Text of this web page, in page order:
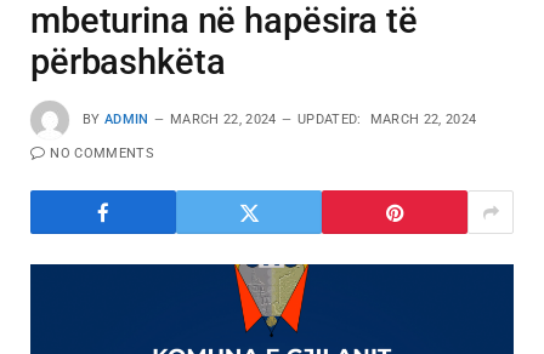
mbeturina në hapësira të
përbashkëta
BY ADMIN MARCH 22, 2024 UPDATED: MARCH 22, 2024
NO COMMENTS